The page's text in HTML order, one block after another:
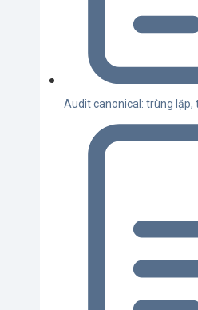
Audit canonical: trùng lặp,